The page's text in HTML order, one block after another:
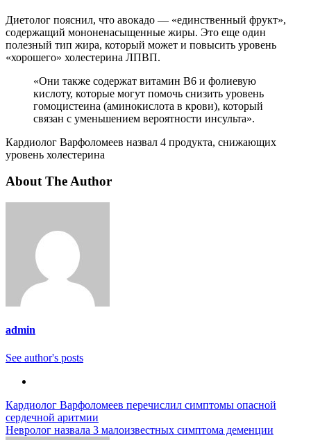
Диетолог пояснил, что авокадо — «единственный фрукт»,
содержащий мононенасыщенные жиры. Это еще один
полезный тип жира, который может и повысить уровень
«хорошего» холестерина ЛПВП.
«Они также содержат витамин B6 и фолиевую
кислоту, которые могут помочь снизить уровень
гомоцистеина (аминокислота в крови), который
связан с уменьшением вероятности инсульта».
Кардиолог Варфоломеев назвал 4 продукта, снижающих
уровень холестерина
About The Author
admin
See author's posts
Навигация
по
Кардиолог Варфоломеев перечислил симптомы опасной
сердечной аритмии
Невролог назвала 3 малоизвестных симптома деменции